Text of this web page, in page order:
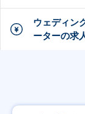
ウェディン
ーターの求